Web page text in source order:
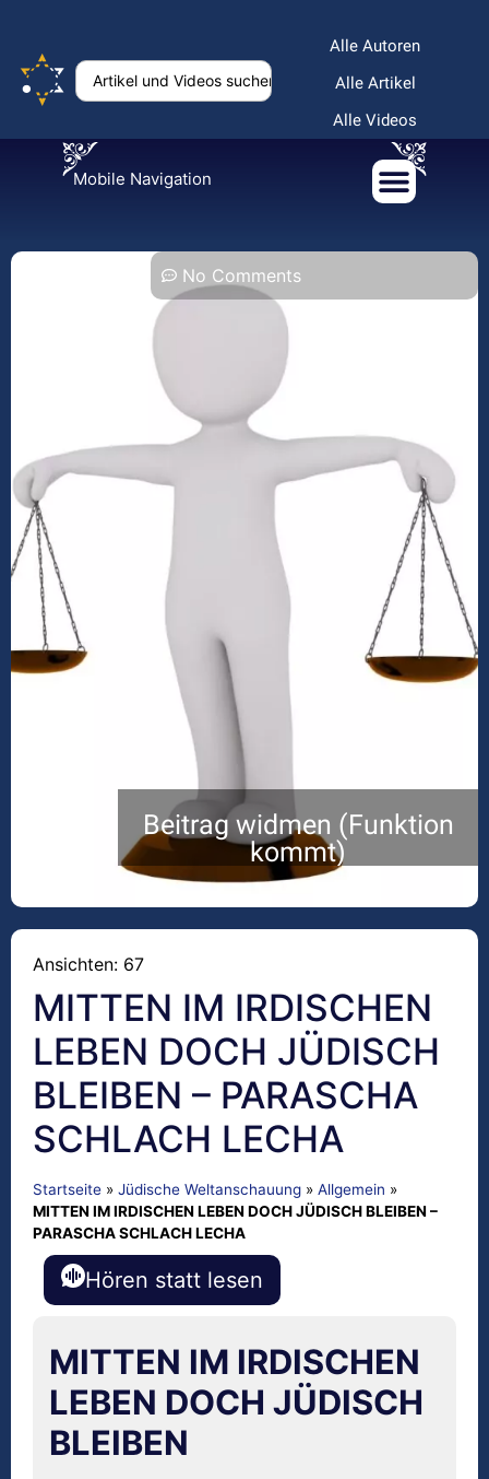
Alle Autoren
Alle Artikel
Alle Videos
Mobile Navigation
No Comments
Beitrag widmen (Funktion
kommt)
Ansichten: 67
MITTEN IM IRDISCHEN
LEBEN DOCH JÜDISCH
BLEIBEN – PARASCHA
SCHLACH LECHA
Startseite » Jüdische Weltanschauung » Allgemein »
MITTEN IM IRDISCHEN LEBEN DOCH JÜDISCH BLEIBEN –
PARASCHA SCHLACH LECHA
Hören statt lesen
MITTEN IM IRDISCHEN
LEBEN DOCH JÜDISCH
BLEIBEN